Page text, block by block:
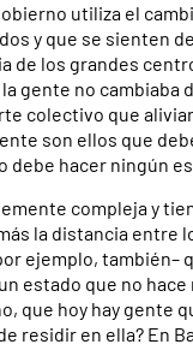
utiliza el
y que se sienten
de los grandes
gente no
colectivo que
son ellos que
debe hacer ningún
compleja y
la distancia entre
ejemplo,
estado que no
que hoy hay gente
residir en ella? En